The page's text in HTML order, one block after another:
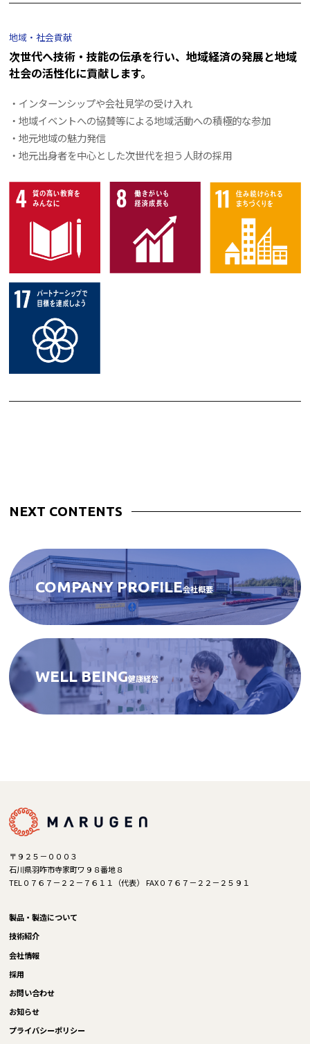
地域・社会貢献
次世代へ技術・技能の伝承を行い、地域経済の発展と地域
社会の活性化に貢献します。
・インターンシップや会社見学の受け入れ
・地域イベントへの協賛等による地域活動への積極的な参加
・地元地域の魅力発信
・地元出身者を中心とした次世代を担う人財の採用
NEXT CONTENTS
COMPANY PROFILE会社概要
WELL BEING健康経営
〒９２５－０００３
石川県羽咋市寺家町ワ９８番地８
TEL０７６７－２２－７６１１（代表） FAX０７６７－２２－２５９１
製品・製造について
技術紹介
会社情報
採用
お問い合わせ
お知らせ
プライバシーポリシー